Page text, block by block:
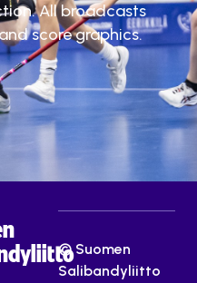
All broadcasts
score graphics.
© Suomen
Salibandyliitto